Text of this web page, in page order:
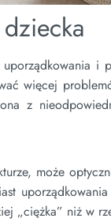
i
więcej
z
może
„ciężka” niż w